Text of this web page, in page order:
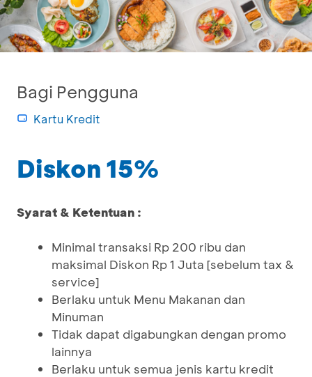
Bagi Pengguna
Kartu Kredit
Diskon 15%
Syarat & Ketentuan :
Minimal transaksi Rp 200 ribu dan
maksimal Diskon Rp 1 Juta [sebelum tax &
service]
Berlaku untuk Menu Makanan dan
Minuman
Tidak dapat digabungkan dengan promo
lainnya
Berlaku untuk semua jenis kartu kredit